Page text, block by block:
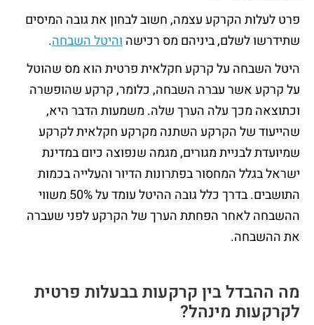
פרט לעלות הקרקע עצמה, חשוב לבחון את גובה המיסים
שתידרשו לשלם, ביניהם מס רכישהוהיטל השבחה.
היטל השבחה על קרקע חקלאית פרטית הוא מס שהוטל
על קרקע אשר עברה השבחה, כלומר, קרקע שהופשרה
וכתוצאה מכך עלה הערך שלה. משמעות הדבר היא,
שהייעוד של הקרקע השתנה מקרקע חקלאית לקרקע
שמיועדת לבניית מגורים, מגמה שנפוצה כיום במדינת
ישראל בגלל המחסור בפתרונות הדיור והעלייה בכמות
התושבים. בדרך כלל גובה ההיטל עומד על 50% משווי
ההשבחה לאחר הפחתת הערך של הקרקע לפני שעברה
את ההשבחה.
מה ההבדל בין קרקעות בבעלות פרטית
לקרקעות מינהל?